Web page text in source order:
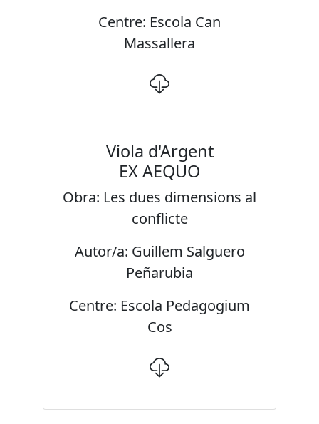
Centre: Escola Can
Massallera
Viola d'Argent
EX AEQUO
Obra: Les dues dimensions al
conflicte
Autor/a: Guillem Salguero
Peñarubia
Centre: Escola Pedagogium
Cos